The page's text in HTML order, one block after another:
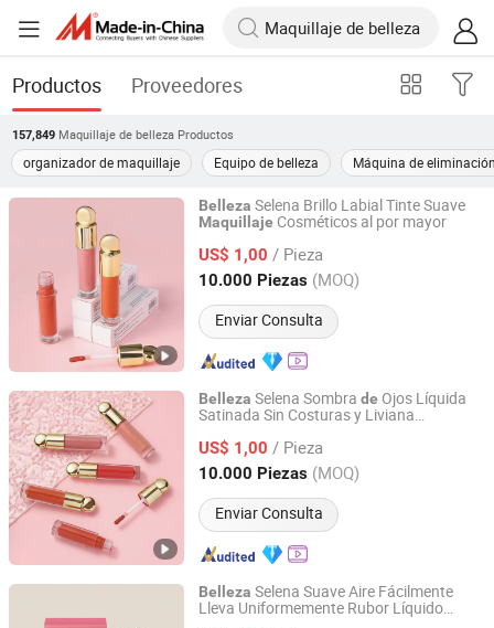
Productos Proveedores
157,849 Maquillaje de belleza Productos
organizador de maquillaje Equipo de belleza Máquina de
Belleza Selena Brillo Labial Tinte Suave
Maquillaje Cosméticos al por mayor
US$ 1,00 / Pieza
10.000 Piezas (MOQ)
Enviar Consulta
Guangzhou Bo Xuan Ya Cosmetics Co., Ltd.
Guangdong, China Desde 2025
Belleza Selena Sombra de Ojos Líquida
Satinada Sin Costuras y Liviana
US$ 1,00 / Pieza
10.000 Piezas (MOQ)
Enviar Consulta
Guangzhou Bo Xuan Ya Cosmetics Co., Ltd.
Guangdong, China Desde 2025
Belleza Selena Suave Aire Fácilmente
Lleva Uniformemente Rubor Líquido
Guangzhou Bo Xuan Ya Cosmetics Co., Ltd.